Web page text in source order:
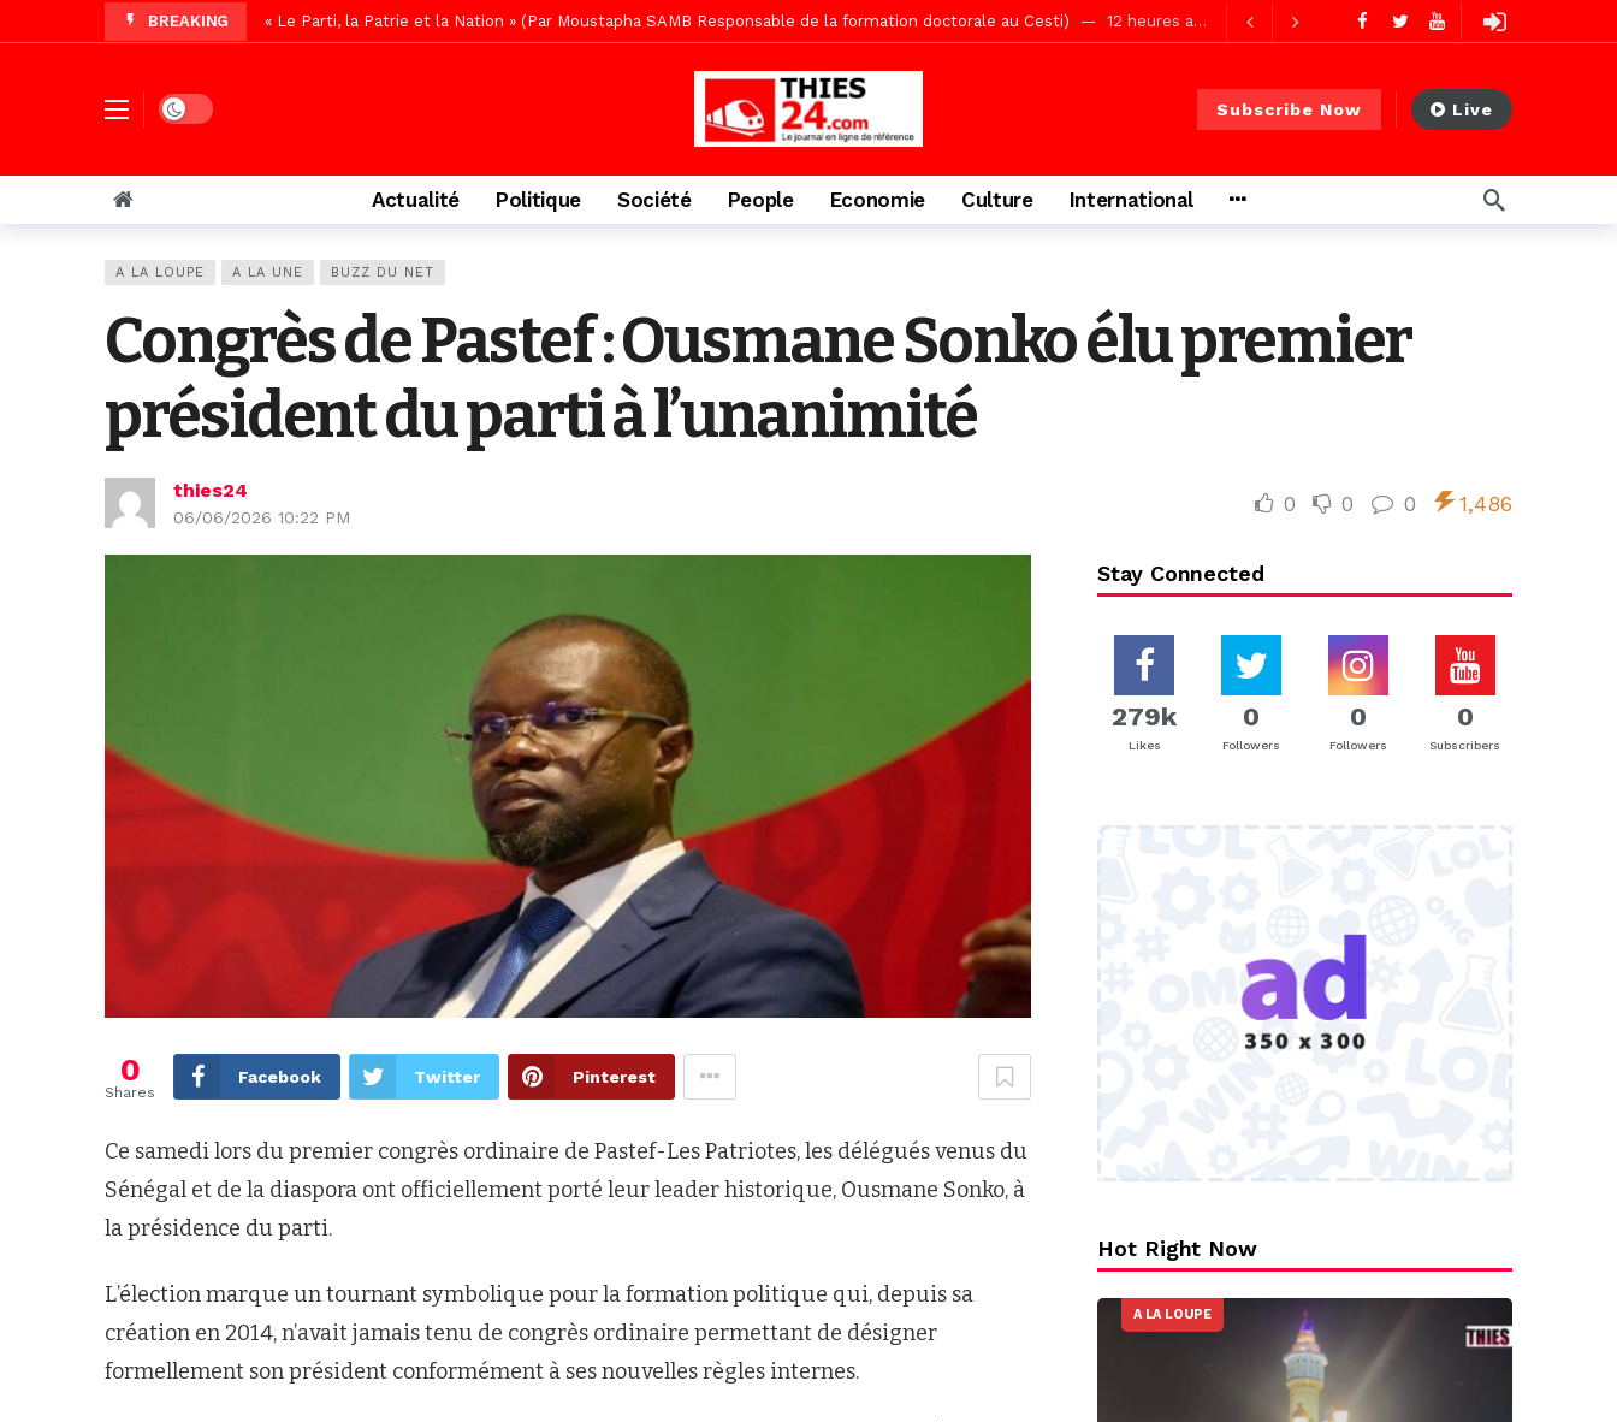
BREAKING « Le Parti, la Patrie et la Nation » (Par Moustapha SAMB Responsable de la formation doctorale au Cesti) 12 heures ago
Vidéo/ Magal 2026, le train a transporté 9.651 passagers, l’équivalent de 600 minibus
Vidéo/ L’arrivée spectaculaire à la gare de Thiès, du dernier train en provenance de Touba
Vidéo/ Grand Thiès en deuil, Cheikh Ndiaye l’initiateur du kurel 18 Safar a péri dans un accident 2 jours ago
Vidéo/Gamou Bakhdad chez Boroom Ndaam, sécurité, eau, au coeur des priorités 2 jours ago
Vidéo/Chérif Nehma Aïdara Diamaguène Nimzath Thiès, mesures annoncées pour une réussite
Autoroute Dakar-Saint Louis, les récriminations des populations de Pambal 4 heures ago
Dark mode Subscribe Now Live
Actualité Politique Société People Economie Culture International
A LA LOUPE A LA UNE BUZZ DU NET
Congrès de Pastef : Ousmane Sonko élu premier
président du parti à l’unanimité
thies24
06/06/2026 10:22 PM
0 0 0 1,486
0
Shares
Facebook Twitter Pinterest
Ce samedi lors du premier congrès ordinaire de Pastef-Les Patriotes, les délégués venus du
Sénégal et de la diaspora ont officiellement porté leur leader historique, Ousmane Sonko, à
la présidence du parti.
L’élection marque un tournant symbolique pour la formation politique qui, depuis sa
création en 2014, n’avait jamais tenu de congrès ordinaire permettant de désigner
formellement son président conformément à ses nouvelles règles internes.
Stay Connected
279k
Likes
0
Followers
0
Followers
0
Subscribers
Hot Right Now
A LA LOUPE